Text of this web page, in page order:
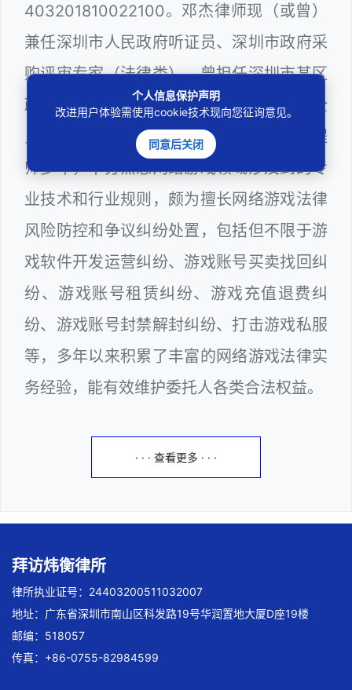
403201810022100。邓杰律师现（或曾）
兼任深圳市人民政府听证员、深圳市政府采
购评审专家（法律类），曾担任深圳市某区
政府系统公职律师、计算机信息网络安全
员、WEB前端开发和WEB服务器维护工程
师多年，十分熟悉网络游戏领域涉及到的专
业技术和行业规则，颇为擅长网络游戏法律
风险防控和争议纠纷处置，包括但不限于游
戏软件开发运营纠纷、游戏账号买卖找回纠
纷、游戏账号租赁纠纷、游戏充值退费纠
纷、游戏账号封禁解封纠纷、打击游戏私服
等，多年以来积累了丰富的网络游戏法律实
务经验，能有效维护委托人各类合法权益。
· · · 查看更多 · · ·
拜访炜衡律所
律所执业证号：24403200511032007
地址：广东省深圳市南山区科发路19号华润置地大厦D座19楼
邮编：518057
传真：+86-0755-82984599
个人信息保护声明
改进用户体验需使用cookie技术现向您征询意见。
同意后关闭